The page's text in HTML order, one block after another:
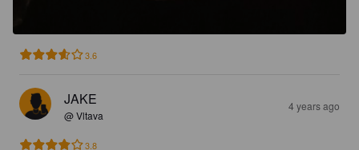
3.6
JAKE
@ Vltava
4 years ago
3.8